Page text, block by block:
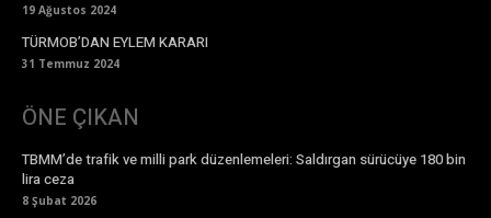
19 Ağustos 2024
TÜRMOB’DAN EYLEM KARARI
31 Temmuz 2024
ÖNE ÇIKAN
TBMM’de trafik ve milli park düzenlemeleri: Saldırgan sürücüye 180 bin
lira ceza
8 Şubat 2026